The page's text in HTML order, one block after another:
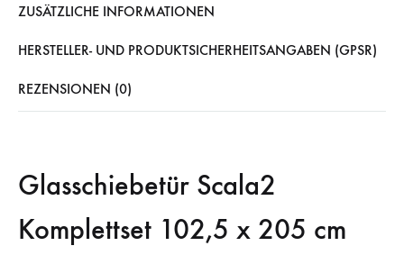
ZUSÄTZLICHE INFORMATIONEN
HERSTELLER- UND PRODUKTSICHERHEITSANGABEN (GPSR)
REZENSIONEN (0)
Glasschiebetür Scala2
Komplettset 102,5 x 205 cm